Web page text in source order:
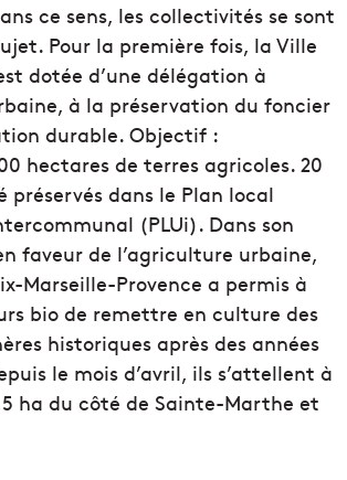
ce sens, les collectivités se sont
Pour la première fois, la Ville
dotée d’une délégation à
à la préservation du foncier
durable. Objectif :
hectares de terres agricoles. 20
préservés dans le Plan local
(PLUi). Dans son
faveur de l’agriculture urbaine,
Marseille-Provence a permis à
bio de remettre en culture des
historiques après des années
le mois d’avril, ils s’attellent à
ha du côté de Sainte-Marthe et